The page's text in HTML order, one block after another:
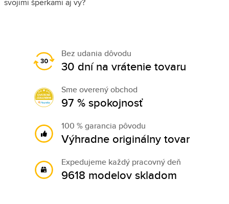
Bez udania dôvodu
30 dní na vrátenie tovaru
Sme overený obchod
97 % spokojnosť
100 % garancia pôvodu
Výhradne originálny tovar
Expedujeme každý pracovný deň
9618 modelov skladom